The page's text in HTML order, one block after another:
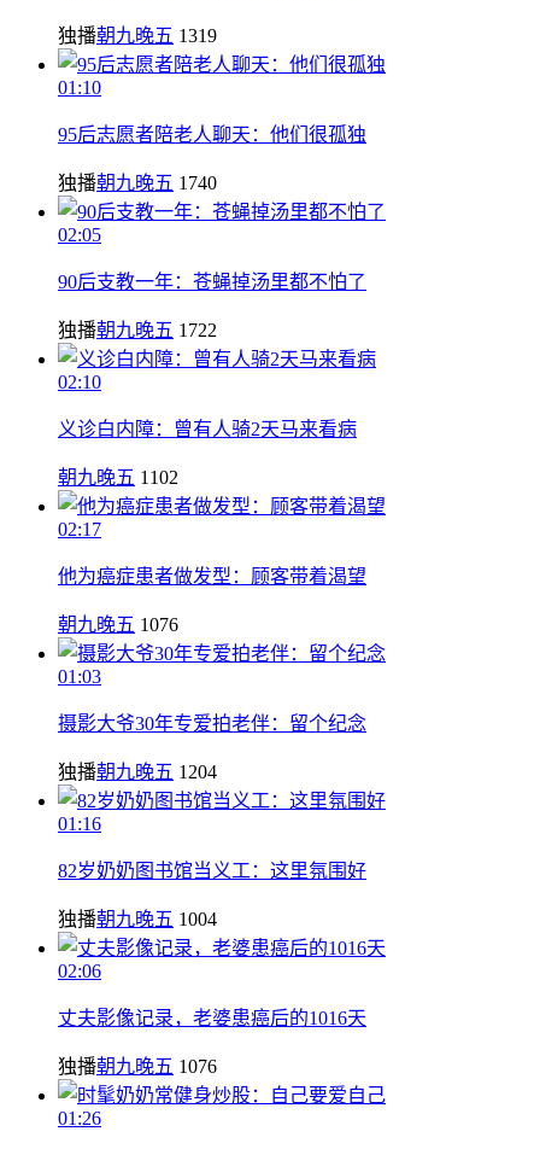
独播朝九晚五 1319
01:10
95后志愿者陪老人聊天：他们很孤独
独播朝九晚五 1740
02:05
90后支教一年：苍蝇掉汤里都不怕了
独播朝九晚五 1722
02:10
义诊白内障：曾有人骑2天马来看病
朝九晚五 1102
02:17
他为癌症患者做发型：顾客带着渴望
朝九晚五 1076
01:03
摄影大爷30年专爱拍老伴：留个纪念
独播朝九晚五 1204
01:16
82岁奶奶图书馆当义工：这里氛围好
独播朝九晚五 1004
02:06
丈夫影像记录，老婆患癌后的1016天
独播朝九晚五 1076
01:26